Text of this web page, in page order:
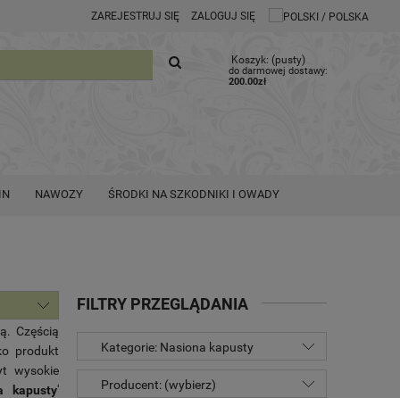
ZAREJESTRUJ SIĘ ZALOGUJ SIĘ
Koszyk: (pusty)
do darmowej dostawy:
200.00zł
NAWOZY ŚRODKI NA SZKODNIKI I OWADY
Częścią
produkt
wysokie
kapusty'
FILTRY PRZEGLĄDANIA
Kategorie: Nasiona kapusty
Producent: (wybierz)